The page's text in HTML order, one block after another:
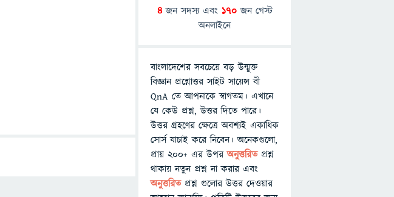
4জন সদস্য এবং 170জন গেস্ট
অনলাইনে
বাংলাদেশের সবচেয়ে বড় উন্মুক্ত
বিজ্ঞান প্রশ্নোত্তর সাইট সায়েন্স বী
QnA তে আপনাকে স্বাগতম। এখানে
যে কেউ প্রশ্ন, উত্তর দিতে পারে।
উত্তর গ্রহণের ক্ষেত্রে অবশ্যই একাধিক
সোর্স যাচাই করে নিবেন। অনেকগুলো,
প্রায় ২০০+ এর উপরঅনুত্তরিতপ্রশ্ন
থাকায় নতুন প্রশ্ন না করার এবং
অনুত্তরিত প্রশ্ন গুলোর উত্তর দেওয়ার